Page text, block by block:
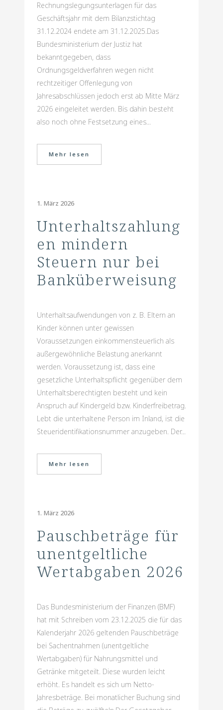
Rechnungslegungsunterlagen für das
Geschäftsjahr mit dem Bilanzstichtag
31.12.2024 endete am 31.12.2025.Das
Bundesministerium der Justiz hat
bekanntgegeben, dass
Ordnungsgeldverfahren wegen nicht
rechtzeitiger Offenlegung von
Jahresabschlüssen jedoch erst ab Mitte März
2026 eingeleitet werden. Bis dahin besteht
also noch ohne Festsetzung eines...
Mehr lesen
1. März 2026
Unterhaltszahlung
en mindern
Steuern nur bei
Banküberweisung
Unterhaltsaufwendungen von z. B. Eltern an
Kinder können unter gewissen
Voraussetzungen einkommensteuerlich als
außergewöhnliche Belastung anerkannt
werden. Voraussetzung ist, dass eine
gesetzliche Unterhaltspflicht gegenüber dem
Unterhaltsberechtigten besteht und kein
Anspruch auf Kindergeld bzw. Kinderfreibetrag.
Lebt die unterhaltene Person im Inland, ist die
Steueridentifikationsnummer anzugeben. Der...
Mehr lesen
1. März 2026
Pauschbeträge für
unentgeltliche
Wertabgaben 2026
Das Bundesministerium der Finanzen (BMF)
hat mit Schreiben vom 23.12.2025 die für das
Kalenderjahr 2026 geltenden Pauschbeträge
bei Sachentnahmen (unentgeltliche
Wertabgaben) für Nahrungsmittel und
Getränke mitgeteilt. Diese wurden leicht
erhöht. Es handelt es sich um Netto-
Jahresbeträge. Bei monatlicher Buchung sind